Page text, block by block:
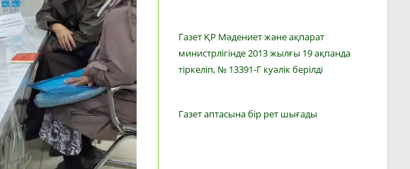
Газет ҚР Мәдениет және ақпарат
министрлігінде 2013 жылғы 19 ақпанда
тіркеліп, № 13391-Г куәлік берілді
Газет аптасына бір рет шығады